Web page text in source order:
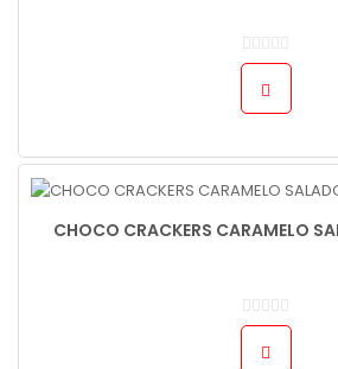
CHOCO CRACKERS CARAMELO